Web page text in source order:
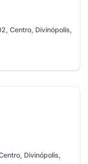
Centro, Divinópolis,
Divinópolis,